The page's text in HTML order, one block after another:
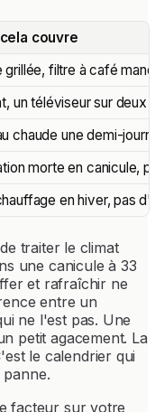
couvre
grillée, filtre à café
un téléviseur sur deux
chaude une demi-
morte en canicule,
en hiver, pas
traiter le climat
une canicule à 33
et rafraîchir ne
entre un
ne l'est pas. Une
petit agacement. La
le calendrier qui
facteur sur votre